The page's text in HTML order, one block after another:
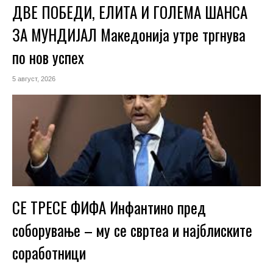
ДВЕ ПОБЕДИ, ЕЛИТА И ГОЛЕМА ШАНСА
ЗА МУНДИЈАЛ Македонија утре тргнува
по нов успех
5 август, 2026
СЕ ТРЕСЕ ФИФА Инфантино пред
соборување – му се свртеа и најблиските
соработници